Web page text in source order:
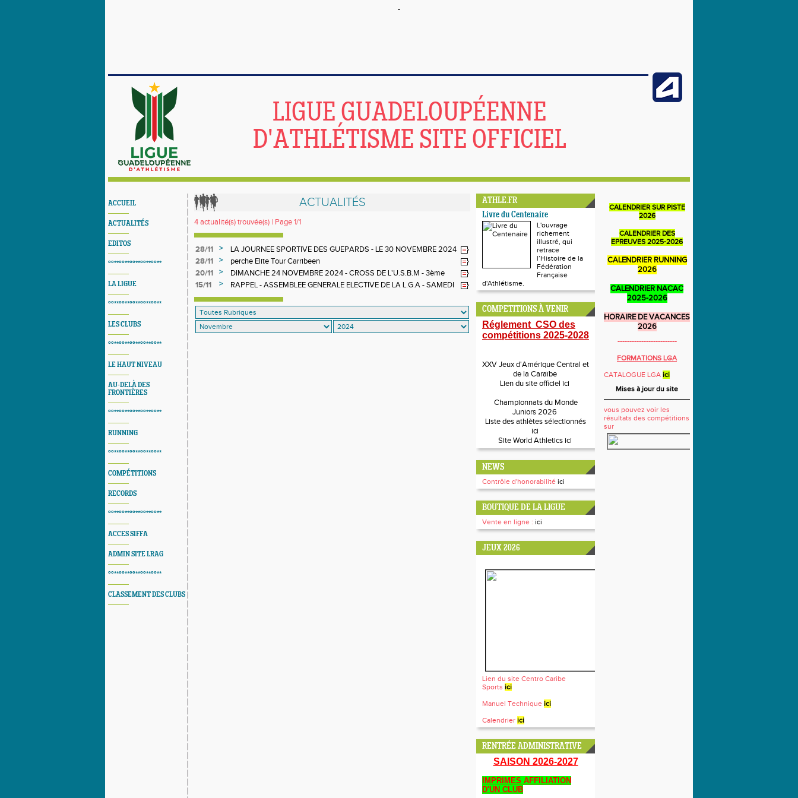
LIGUE GUADELOUPÉENNE
D'ATHLÉTISME SITE OFFICIEL
ACCUEIL
ACTUALITÉS
EDITOS
°°**°°**°°**°°**°°**
LA LIGUE
°°**°°**°°**°°**°°**
LES CLUBS
°°**°°**°°**°°**°°**
LE HAUT NIVEAU
AU-DELÀ DES
FRONTIÈRES
°°**°°**°°**°°**°°**
RUNNING
°°**°°**°°**°°**°°**
COMPÉTITIONS
RECORDS
°°**°°**°°**°°**°°**
ACCES SIFFA
ADMIN SITE LRAG
°°**°°**°°**°°**°°**
CLASSEMENT DES CLUBS
ACTUALITÉS
4 actualité(s) trouvée(s) | Page 1/1
28/11 >
LA JOURNEE SPORTIVE DES GUEPARDS - LE 30 NOVEMBRE 2024
-
28/11 >
perche Elite Tour Carribeen
20/11
>
DIMANCHE 24 NOVEMBRE 2024 - CROSS DE L'U.S.B.M - 3ème
EDITION - 07H30 - BIRMINGHAM - BAIE-MAHAULT
15/11 >
RAPPEL - ASSEMBLEE GENERALE ELECTIVE DE LA L.G.A - SAMEDI
ATHLE.FR
Livre du Centenaire
L'ouvrage
richement
illustré, qui
retrace
l’Histoire de la
Fédération
Française
d'Athlétisme.
COMPETITIONS À VENIR
Réglement CSO des
compétitions 2025-2028
XXV Jeux d'Amérique Central et
de la Caraïbe
Lien du site officiel ici
Championnats du Monde
Juniors 2026
Liste des athlètes sélectionnés
ici
Site World Athletics ici
NEWS
Contrôle d'honorabilité ici
BOUTIQUE DE LA LIGUE
Vente en ligne : ici
JEUX 2026
Lien du site Centro Caribe
Sports ici
Manuel Technique ici
Calendrier ici
RENTRÉE ADMINISTRATIVE
SAISON 2026-2027
IMPRIMES AFFILIATION
D'UN CLUB
CALENDRIER SUR PISTE
2026
CALENDRIER DES
EPREUVES 2025-2026
CALENDRIER RUNNING
2026
CALENDRIER NACAC
2025-2026
HORAIRE DE VACANCES
2026
-------------------------
FORMATIONS LGA
CATALOGUE LGA ici
Mises à jour du site
vous pouvez voir les
résultats des compétitions
sur